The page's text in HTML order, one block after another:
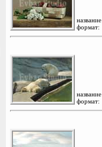
формат:
формат: